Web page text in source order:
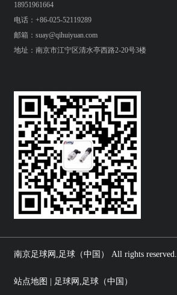
18951961664
电话：+86-025-52119289
邮箱：suay@qihuiyuan.com
地址：南京市江宁区清水亭西路2-20号3楼
南京足球网,足球（中国） All rights reserved.
站点地图 | 足球网,足球（中国）